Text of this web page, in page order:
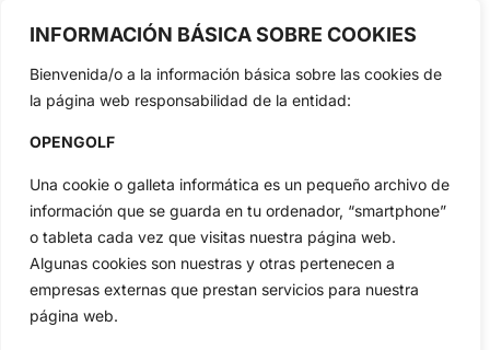
INFORMACIÓN BÁSICA SOBRE COOKIES
Bienvenida/o a la información básica sobre las cookies de
la página web responsabilidad de la entidad:
OPENGOLF
Una cookie o galleta informática es un pequeño archivo de
información que se guarda en tu ordenador, “smartphone”
o tableta cada vez que visitas nuestra página web.
Algunas cookies son nuestras y otras pertenecen a
empresas externas que prestan servicios para nuestra
página web.
profesional y amateur, resultados en directo, vídeos, noticias,
Tour...
Categorias
Inicio
Amateurs
Circuitos
Especiales
Reglas
Vídeos
De Interés
Compañía
Aviso Legal